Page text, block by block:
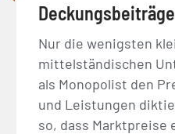
Nur die wenigsten
mittelständischen
als Monopolist den
und Leistungen
so, dass Marktpreise